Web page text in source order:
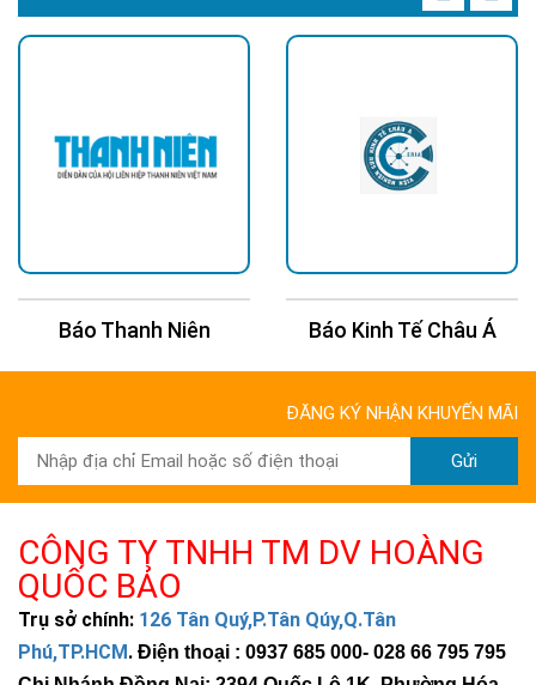
Báo Thanh Niên Báo Kinh Tế Châu Á
ĐĂNG KÝ NHẬN KHUYẾN MÃI
Gửi
CÔNG TY TNHH TM DV HOÀNG
QUỐC BẢO
Trụ sở chính: 126 Tân Quý,P.Tân Qúy,Q.Tân
Phú,TP.HCM. Điện thoại : 0937 685 000- 028 66 795 795